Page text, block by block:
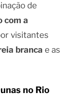
de
com a
visitantes
branca e as
no Rio